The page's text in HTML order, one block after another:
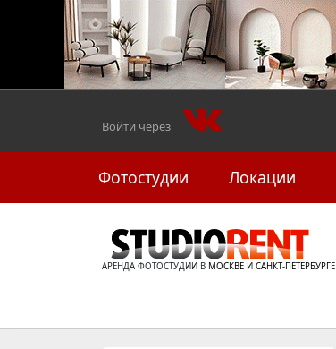
Войти через
Фотостудии Локации
АРЕНДА ФОТОСТУДИИ В МОСКВЕ И САНКТ-ПЕТЕРБУРГЕ